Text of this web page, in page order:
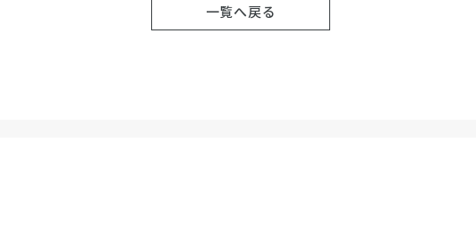
一覧へ戻る